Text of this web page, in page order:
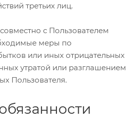
третьих лиц.
с Пользователем
меры по
или иных отрицательных
утратой или разглашением
Пользователя.